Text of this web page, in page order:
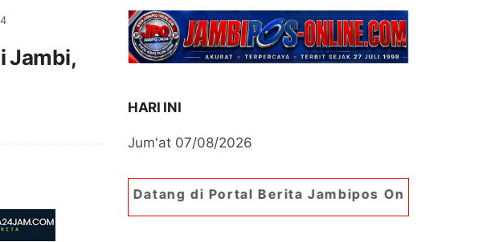
Jambi,
HARI INI
Jum'at 07/08/2026
Datang di Portal Berita Jambipos Online. Portal Berita